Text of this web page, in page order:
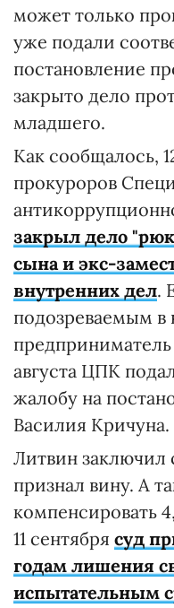
может только
уже подали
постановление
закрыто дело
младшего.
Как сообщалось,
прокуроров
закрыл дело
сына и экс-
внутренних дел.
подозреваемым в
августа ЦПК
жалобу на
Василия Кричуна.
Литвин заключил
признал вину. А
компенсировать
11 сентября суд
годам лишения
испытательным